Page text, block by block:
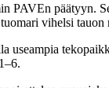
PAVEn
vihelsi